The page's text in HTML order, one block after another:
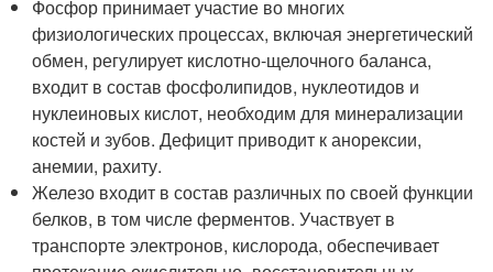
Фосфор принимает участие во многих
физиологических процессах, включая энергетический
обмен, регулирует кислотно-щелочного баланса,
входит в состав фосфолипидов, нуклеотидов и
нуклеиновых кислот, необходим для минерализации
костей и зубов. Дефицит приводит к анорексии,
анемии, рахиту.
Железо входит в состав различных по своей функции
белков, в том числе ферментов. Участвует в
транспорте электронов, кислорода, обеспечивает